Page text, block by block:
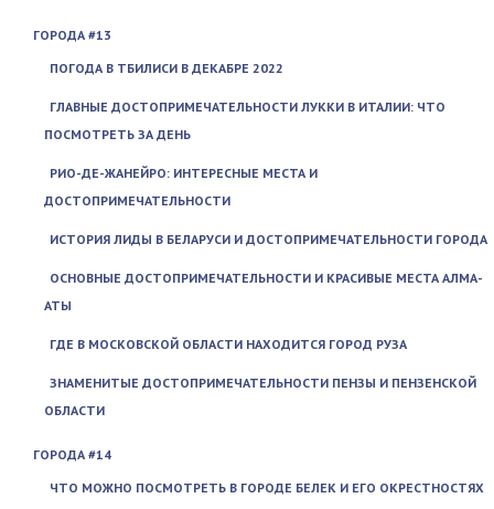
ГОРОДА #13
ПОГОДА В ТБИЛИСИ В ДЕКАБРЕ 2022
ГЛАВНЫЕ ДОСТОПРИМЕЧАТЕЛЬНОСТИ ЛУККИ В ИТАЛИИ: ЧТО
ПОСМОТРЕТЬ ЗА ДЕНЬ
РИО-ДЕ-ЖАНЕЙРО: ИНТЕРЕСНЫЕ МЕСТА И
ДОСТОПРИМЕЧАТЕЛЬНОСТИ
ИСТОРИЯ ЛИДЫ В БЕЛАРУСИ И ДОСТОПРИМЕЧАТЕЛЬНОСТИ ГОРОДА
ОСНОВНЫЕ ДОСТОПРИМЕЧАТЕЛЬНОСТИ И КРАСИВЫЕ МЕСТА АЛМА-
АТЫ
ГДЕ В МОСКОВСКОЙ ОБЛАСТИ НАХОДИТСЯ ГОРОД РУЗА
ЗНАМЕНИТЫЕ ДОСТОПРИМЕЧАТЕЛЬНОСТИ ПЕНЗЫ И ПЕНЗЕНСКОЙ
ОБЛАСТИ
ГОРОДА #14
ЧТО МОЖНО ПОСМОТРЕТЬ В ГОРОДЕ БЕЛЕК И ЕГО ОКРЕСТНОСТЯХ